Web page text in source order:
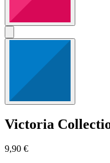
Victoria
9,90 €